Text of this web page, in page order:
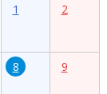
1 2
8 9